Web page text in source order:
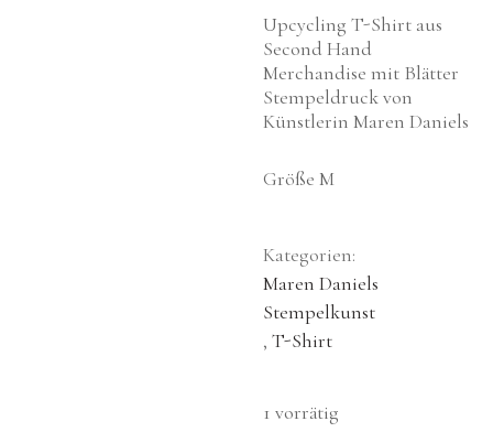
Upcycling T-Shirt aus
Second Hand
Merchandise mit Blätter
Stempeldruck von
Künstlerin Maren Daniels
Größe M
Kategorien:
Maren Daniels
Stempelkunst
, T-Shirt
1 vorrätig